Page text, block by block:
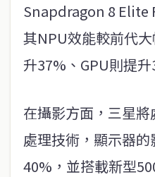
Snapdragon 8 Elite
其NPU效能較前代
升37%、GPU則提升
在攝影方面，三星
處理技術，顯示器
40%，並搭載新型